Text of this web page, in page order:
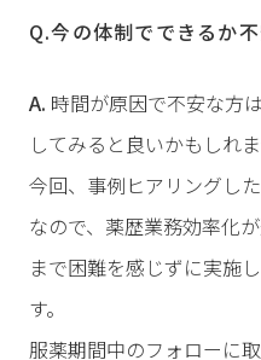
Q.今の体制でできるか
A. 時間が原因で不安な方
してみると良いかもしれま
今回、事例ヒアリングし
なので、薬歴業務効率化
まで困難を感じずに実施
す。
服薬期間中のフォローに